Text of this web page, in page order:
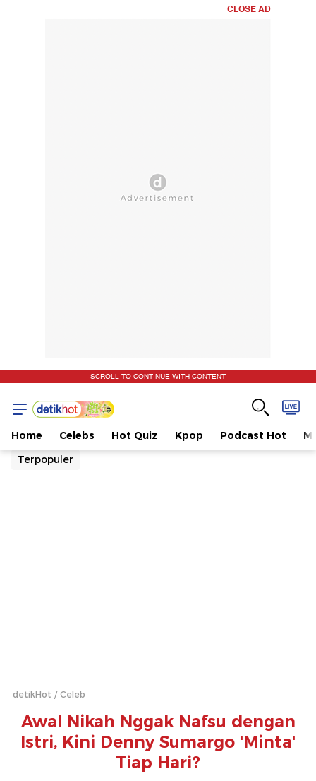
CLOSE AD
SCROLL TO CONTINUE WITH CONTENT
Home Celebs Hot Quiz Kpop Podcast Hot
Terpopuler
detikHot Celeb
Awal Nikah Nggak Nafsu dengan
Istri, Kini Denny Sumargo 'Minta'
Tiap Hari?